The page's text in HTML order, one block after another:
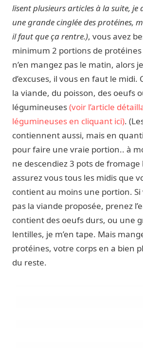
lisent plusieurs articles à la suite, je
une grande cinglée des protéines,
il faut que ça rentre.), vous avez
minimum 2 portions de protéines
n’en mangez pas le matin, alors
d’excuses, il vous en faut le midi.
la viande, du poisson, des oeufs
légumineuses(voir l’article
légumineuses en cliquant ici).
contiennent aussi, mais en
pour faire une vraie portion.. à
ne descendiez 3 pots de fromage
assurez vous tous les midis que
contient au moins une portion. Si
pas la viande proposée, prenez
contient des oeufs durs, ou une
lentilles, je m’en tape. Mais
protéines, votre corps en a bien
du reste.